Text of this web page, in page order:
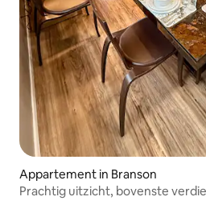
Appartement in Branson
Prachtig uitzicht, bovenste